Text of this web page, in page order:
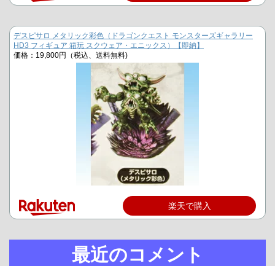
デスピサロ メタリック彩色（ドラゴンクエスト モンスターズギャラリー
HD3 フィギュア 箱玩 スクウェア・エニックス）【即納】
価格：19,800円（税込、送料無料)
楽天で購入
最近のコメント